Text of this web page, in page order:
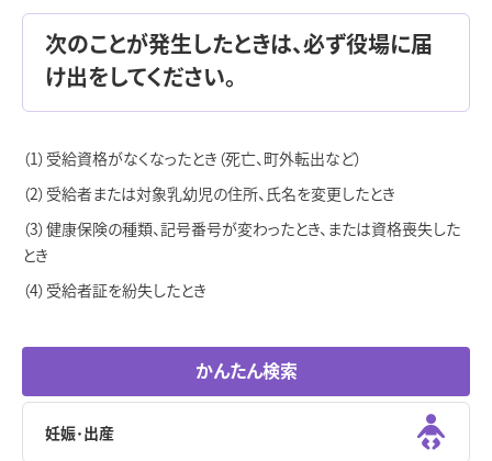
次のことが発生したときは、必ず役場に届
け出をしてください。
受給資格がなくなったとき（死亡、町外転出など）
受給者または対象乳幼児の住所、氏名を変更したとき
健康保険の種類、記号番号が変わったとき、または資格喪失した
とき
受給者証を紛失したとき
かんたん検索
妊娠･出産